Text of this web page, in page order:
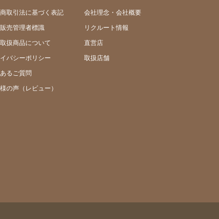
取引法に基づく表記
売管理者標識
扱商品について
バシーポリシー
るご質問
の声（レビュー）
会社理念・会社概要
リクルート情報
直営店
取扱店舗